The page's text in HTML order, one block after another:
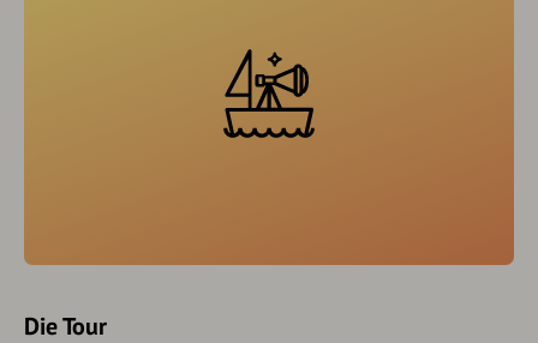
Die Tour